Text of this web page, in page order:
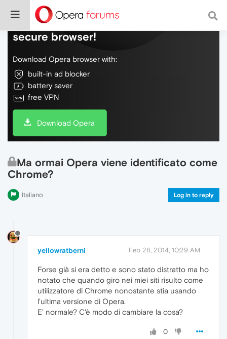
Do more on the web, with a fast and
secure browser!
Download Opera browser with:
built-in ad blocker
battery saver
free VPN
Download Opera
Ma ormai Opera viene identificato come
Chrome?
Italiano Log in to reply
yellowratberni Feb 28, 2014, 10:29 AM
Forse già si era detto e sono stato distratto ma ho
notato che quando giro nei miei siti risulto come
utilizzatore di Chrome nonostante stia usando
l'ultima versione di Opera.
E' normale? C'è modo di cambiare la cosa?
0